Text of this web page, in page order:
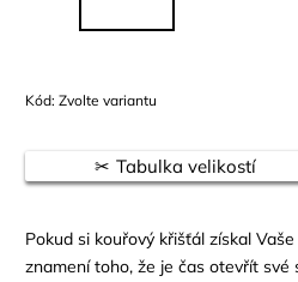
Kód: Zvolte variantu
Pokud si kouřový křišťál získal
znamení toho, že je čas otevřít své
Tabulka velikostí